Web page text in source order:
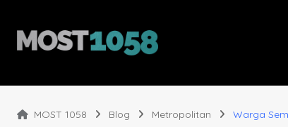
content
MOST 1058 Blog Metropolitan Warga